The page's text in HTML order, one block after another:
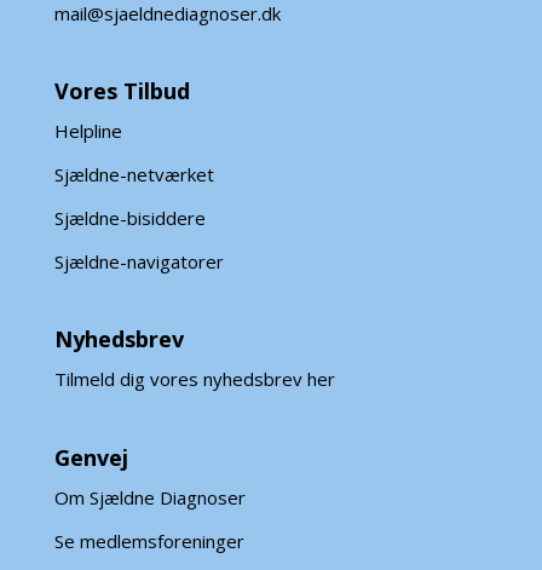
mail@sjaeldnediagnoser.dk
Vores Tilbud
Helpline
Sjældne-netværket
Sjældne-bisiddere
Sjældne-navigatorer
Nyhedsbrev
Tilmeld dig vores nyhedsbrev her
Genvej
Om Sjældne Diagnoser
Se medlemsforeninger